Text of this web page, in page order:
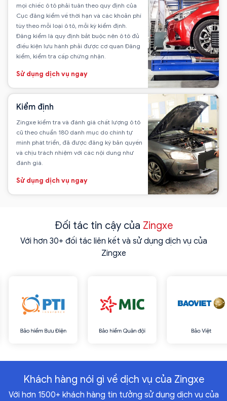
mọi chiếc ô tô phải tuân theo quy định của
Cục đăng kiểm về thời hạn và các khoản phí
tùy theo mỗi loại ô tô, mỗi kỳ kiểm định.
Đăng kiểm là quy định bắt buộc nên ô tô đủ
điều kiện lưu hành phải được cơ quan Đăng
kiểm, kiểm tra cấp chứng nhận.
Sử dụng dịch vụ ngay
Kiểm định
Zingxe kiểm tra và đánh giá chất lượng ô tô
cũ theo chuẩn 180 danh mục do chính tự
mình phát triển, đã được đăng ký bản quyền
và chịu trách nhiệm với các nội dung như
đánh giá.
Sử dụng dịch vụ ngay
Đối tác tin cậy của Zingxe
Với hơn 30+ đối tác liên kết và sử dụng dịch vụ của
Zingxe
Khách hàng nói gì về dịch vụ của Zingxe
Với hơn 1500+ khách hàng tin tưởng sử dụng dịch vụ của